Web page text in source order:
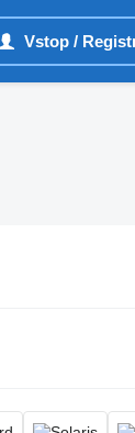
Vstop /